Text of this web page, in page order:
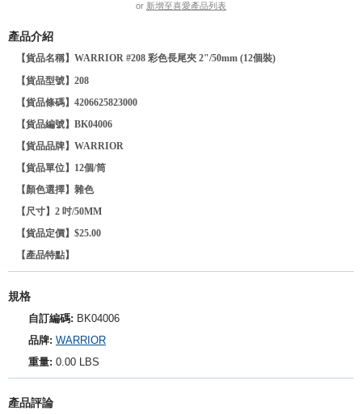
or 新增至喜愛產品列表
產品介紹
【貨品名稱】WARRIOR #208 彩色長尾夾 2"/50mm (12個裝)
【貨品型號】208
【貨品條碼】4206625823000
【貨品編號】BK04006
【貨品品牌】 WARRIOR
【貨品單位】 12個/筒
【顏色選擇】雜色
【尺寸】2 吋/50MM
【貨品定價】$25.00
【產品特點】
規格
自訂編碼: BK04006
品牌: WARRIOR
重量: 0.00 LBS
產品評論